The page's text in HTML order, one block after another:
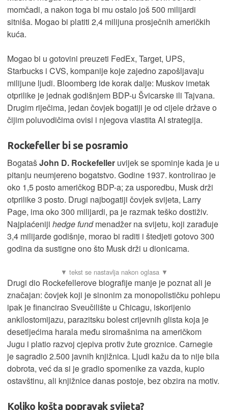
momčadi, a nakon toga bi mu ostalo još 500 milijardi
sitniša. Mogao bi platiti 2,4 milijuna prosječnih američkih
kuća.
Mogao bi u gotovini preuzeti FedEx, Target, UPS,
Starbucks i CVS, kompanije koje zajedno zapošljavaju
milijune ljudi. Bloomberg ide korak dalje: Muskov imetak
otprilike je jednak godišnjem BDP-u Švicarske ili Tajvana.
Drugim riječima, jedan čovjek bogatiji je od cijele države o
čijim poluvodičima ovisi i njegova vlastita AI strategija.
Rockefeller bi se posramio
BogatašJohn D. Rockefeller uvijek se spominje kada je u
pitanju neumjereno bogatstvo. Godine 1937. kontrolirao je
oko 1,5 posto američkog BDP-a; za usporedbu, Musk drži
otprilike 3 posto. Drugi najbogatiji čovjek svijeta, Larry
Page, ima oko 300 milijardi, pa je razmak teško dostiživ.
Najplaćeniji hedge fundmenadžer na svijetu, koji zarađuje
3,4 milijarde godišnje, morao bi raditi i štedjeti gotovo 300
godina da sustigne ono što Musk drži u dionicama.
Drugi dio Rockefellerove biografije manje je poznat ali je
značajan: čovjek koji je sinonim za monopolističku pohlepu
ipak je financirao Sveučilište u Chicagu, iskorijenio
ankilostomijazu, parazitsku bolest crijevnih glista koja je
desetljećima harala među siromašnima na američkom
Jugu i platio razvoj cjepiva protiv žute groznice. Carnegie
je sagradio 2.500 javnih knjižnica. Ljudi kažu da to nije bila
dobrota, već da si je gradio spomenike za vazda, kupio
ostavštinu, ali knjižnice danas postoje, bez obzira na motiv.
Koliko košta popravak svijeta?